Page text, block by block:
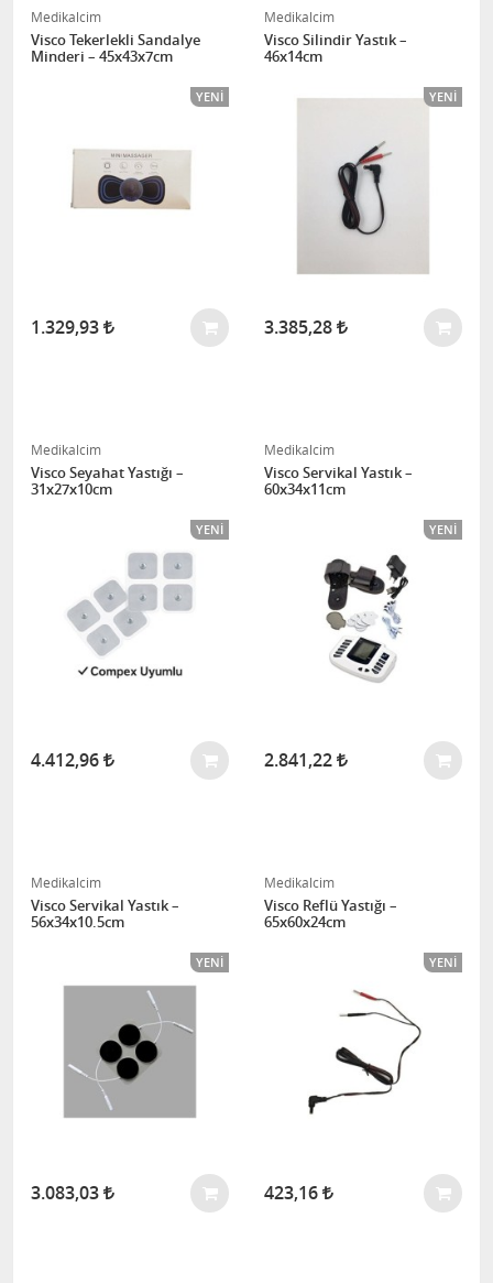
Medikalcim
Visco Tekerlekli Sandalye
Minderi – 45x43x7cm
YENI
1.329,93
Medikalcim
Visco Silindir Yastık –
46x14cm
YENI
3.385,28
Medikalcim
Visco Seyahat Yastığı –
31x27x10cm
YENI
4.412,96
Medikalcim
Visco Servikal Yastık –
60x34x11cm
YENI
2.841,22
Medikalcim
Visco Servikal Yastık –
56x34x10.5cm
YENI
3.083,03
Medikalcim
Visco Reflü Yastığı –
65x60x24cm
YENI
423,16